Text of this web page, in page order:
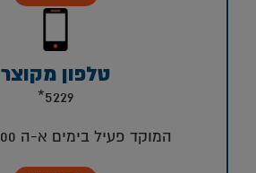
טלפון מקוצר
5229*
המוקד פעיל בימים א-ה 08:00-16:00